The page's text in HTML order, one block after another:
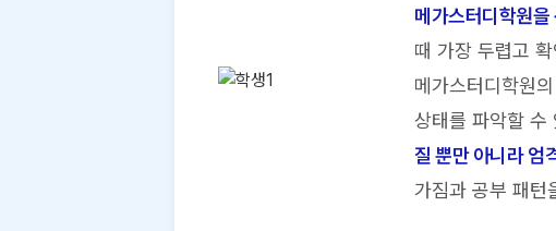
메가스터디학원
때 가장 두렵고
메가스터디학원
상태를 파악할 수
질 뿐만 아니라 엄
가짐과 공부 패턴